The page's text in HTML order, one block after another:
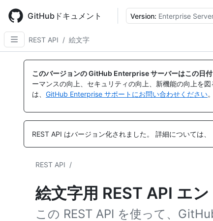
main
content
GitHubドキュメント Version: Enterprise
REST API / 絵文字
このバージョンの GitHub Enterprise サーバーはこの日
ーマンスの向上、セキュリティの向上、新機能の向上を図
は、 GitHub Enterprise サポートにお問い合わせください。
REST API はバージョン化されました。 詳細については、
REST API /
絵文字用 REST API エ
この REST API を使って、